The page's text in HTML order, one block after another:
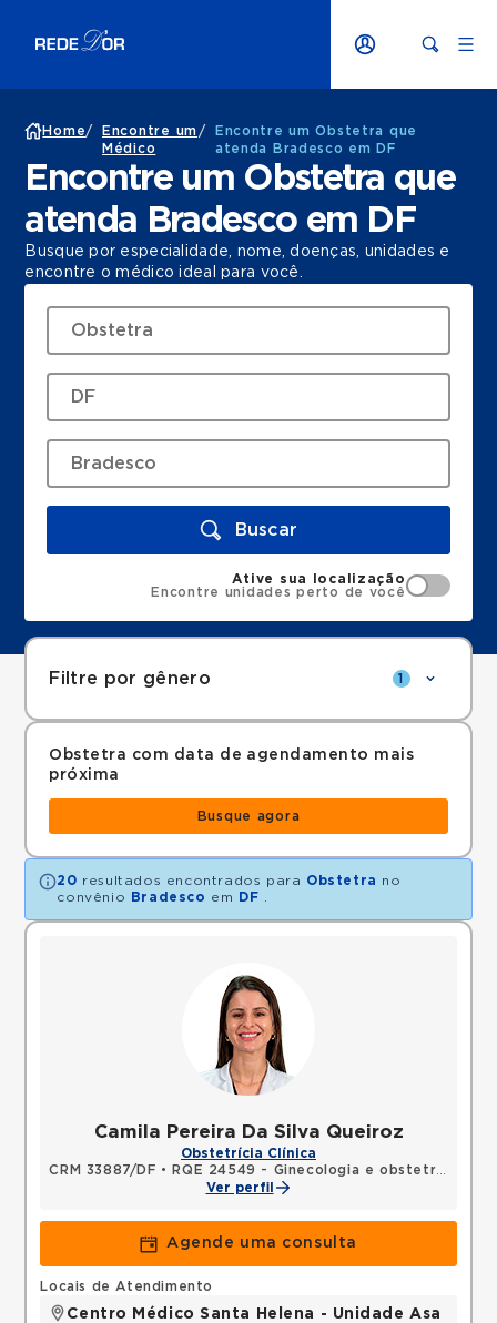
Home/
Encontre um
Médico
/
Encontre um Obstetra que
atenda Bradesco em DF
Encontre um Obstetra que
atenda Bradesco em DF
Busque por especialidade, nome, doenças, unidades e
encontre o médico ideal para você.
Buscar
Ative sua localização
Encontre unidades perto de você
Filtre por gênero 1
Obstetra com data de agendamento mais
próxima
Busque agora
20 resultados encontrados para Obstetra no
convênio
Bradesco em DF
Camila Pereira Da Silva Queiroz
Obstetrícia Clínica
CRM 33887/DF •
RQE 24549 - Ginecologia e obstetrícia
Ver perfil
Agende uma consulta
Locais de Atendimento
Centro Médico Santa Helena - Unidade Asa